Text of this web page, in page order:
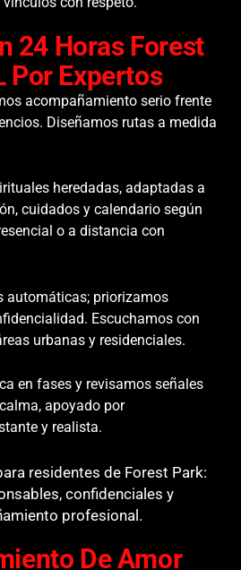
24 Horas Forest
Por Expertos
acompañamiento serio frente
Diseñamos rutas a medida
heredadas, adaptadas a
cuidados y calendario según
o a distancia con
automáticas; priorizamos
Escuchamos con
urbanas y residenciales.
en fases y revisamos señales
apoyado por
y realista.
residentes de Forest Park:
confidenciales y
profesional.
De Amor